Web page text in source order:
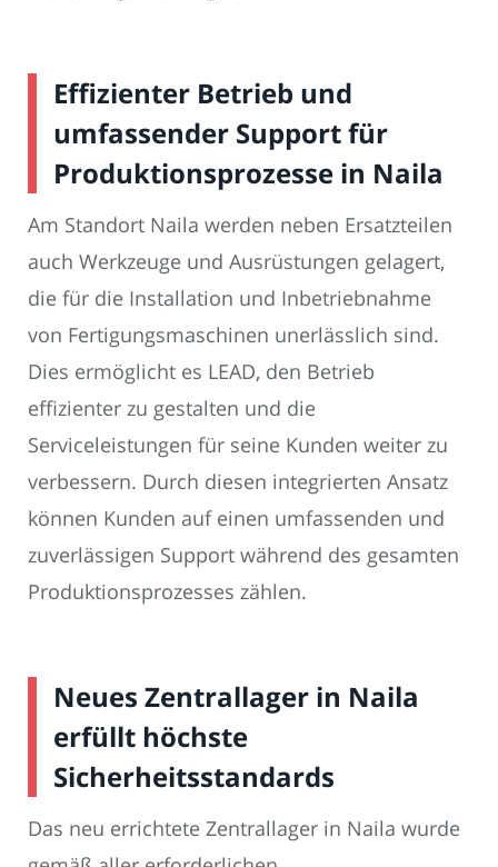
Effizienter Betrieb und
umfassender Support für
Produktionsprozesse in Naila
Am Standort Naila werden neben Ersatzteilen
auch Werkzeuge und Ausrüstungen gelagert,
die für die Installation und Inbetriebnahme
von Fertigungsmaschinen unerlässlich sind.
Dies ermöglicht es LEAD, den Betrieb
effizienter zu gestalten und die
Serviceleistungen für seine Kunden weiter zu
verbessern. Durch diesen integrierten Ansatz
können Kunden auf einen umfassenden und
zuverlässigen Support während des gesamten
Produktionsprozesses zählen.
Neues Zentrallager in Naila
erfüllt höchste
Sicherheitsstandards
Das neu errichtete Zentrallager in Naila wurde